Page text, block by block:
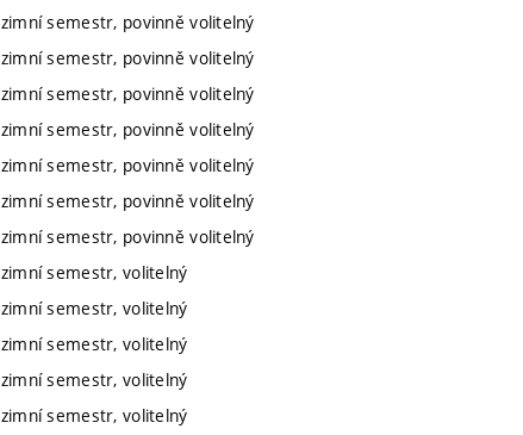
semestr, povinně volitelný
semestr, povinně volitelný
semestr, povinně volitelný
semestr, povinně volitelný
semestr, povinně volitelný
semestr, povinně volitelný
semestr, povinně volitelný
semestr, volitelný
semestr, volitelný
semestr, volitelný
semestr, volitelný
semestr, volitelný